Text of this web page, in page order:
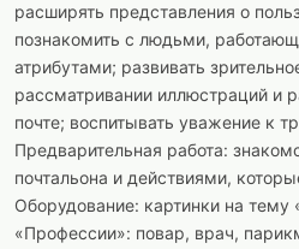
расширять представления о
познакомить с людьми,
атрибутами; развивать
рассматривании иллюстраций и
почте; воспитывать уважение к
Предварительная работа:
почтальона и действиями,
Оборудование: картинки на тему
«Профессии»: повар, врач,